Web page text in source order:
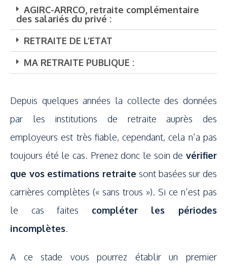
AGIRC-ARRCO, retraite complémentaire
des salariés du privé :
RETRAITE DE L’ETAT
MA RETRAITE PUBLIQUE :
Depuis quelques années la collecte des données
par les institutions de retraite auprès des
employeurs est très fiable, cependant, cela n’a pas
toujours été le cas. Prenez donc le soin de vérifier
que vos estimations retraite sont basées sur des
carrières complètes (« sans trous »). Si ce n’est pas
le cas faites compléter les périodes
incomplètes.
A ce stade vous pourrez établir un premier